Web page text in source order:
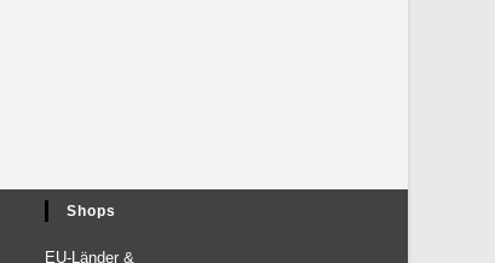
Shops
EU-Län­der &